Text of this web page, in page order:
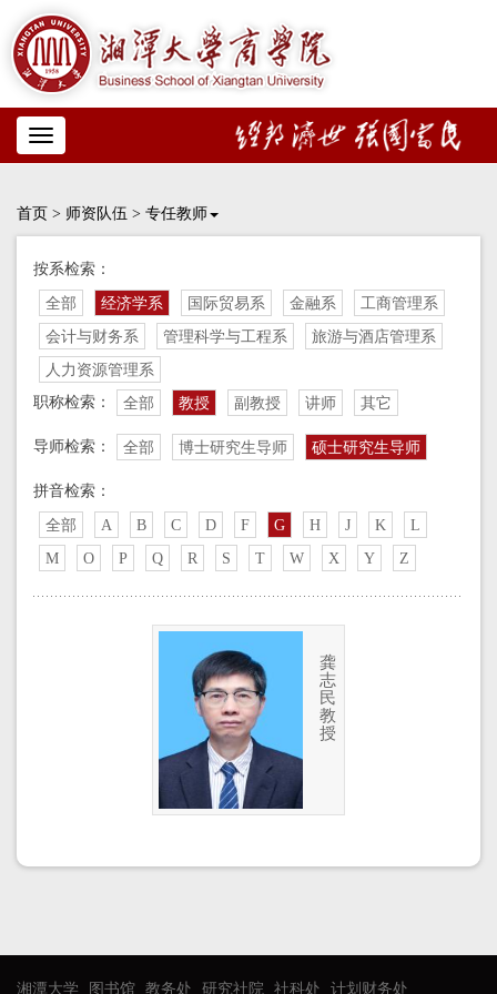
Toggle
navigation
首页 > 师资队伍 > 专任教师
按系检索：
全部 经济学系 国际贸易系 金融系
工商管理系
会计与财务系
管理科学与工程系
旅游与酒店管理系
人力资源管理系
职称检索：
全部 教授 副教授 讲师 其它
导师检索： 全部 博士研究生导师 硕士研究生导师
拼音检索：
全部 A B C D F G H J K
L
M
O P Q R S T W X Y Z
龚
志
民
教
授
湘潭大学 图书馆 教务处 研究社院 社科处 计划财务处